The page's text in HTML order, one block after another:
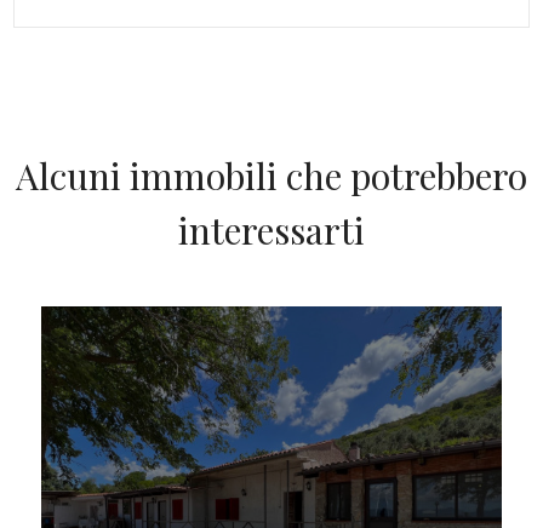
Alcuni immobili che potrebbero
interessarti